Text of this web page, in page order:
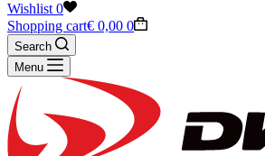
Wishlist 0
Shopping cart€ 0,00 0
Search
Menu